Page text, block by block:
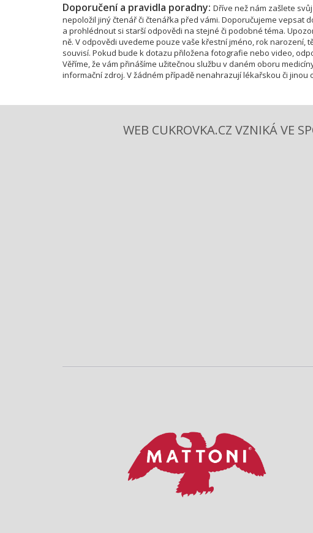
Doporučení a pravidla poradny: Dříve než nám zašlete
nepoložil jiný čtenář či čtenářka před vámi. Doporučujeme vepsat
a prohlédnout si starší odpovědi na stejné či podobné téma.
ně. V odpovědi uvedeme pouze vaše křestní jméno, rok narození,
souvisí. Pokud bude k dotazu přiložena fotografie nebo video,
Věříme, že vám přinášíme užitečnou službu v daném oboru
informační zdroj. V žádném případě nenahrazují lékařskou či jinou
WEB CUKROVKA.CZ VZNIKÁ VE